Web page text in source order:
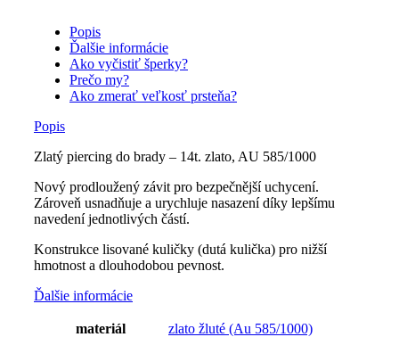
Popis
Ďalšie informácie
Ako vyčistiť šperky?
Prečo my?
Ako zmerať veľkosť prsteňa?
Popis
Zlatý piercing do brady – 14t. zlato, AU 585/1000
Nový prodloužený závit pro bezpečnější uchycení.
Zároveň usnadňuje a urychluje nasazení díky lepšímu
navedení jednotlivých částí.
Konstrukce lisované kuličky (dutá kulička) pro nižší
hmotnost a dlouhodobou pevnost.
Ďalšie informácie
materiál zlato žluté (Au 585/1000)